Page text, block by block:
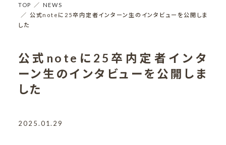
TOP
NEWS
公式noteに25卒内定者インターン生のインタビューを公開しま
した
公式noteに25卒内定者インタ
ーン生のインタビューを公開しま
した
2025.01.29